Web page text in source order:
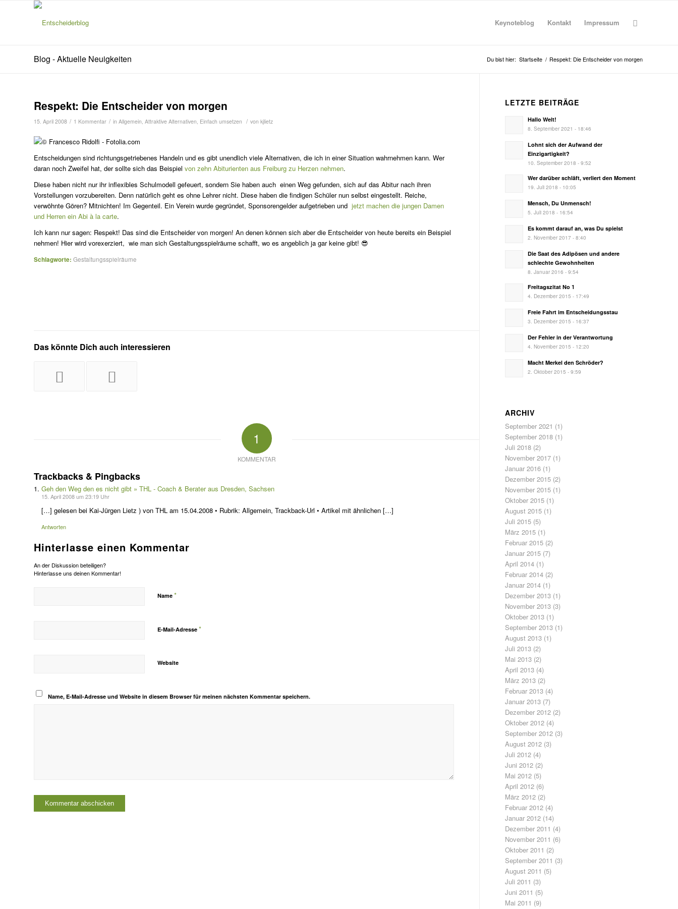
Keynoteblog Kontakt Impressum
Blog - Aktuelle Neuigkeiten Du bist hier: Startseite / Respekt: Die Entscheider von morgen
Respekt: Die Entscheider von morgen
15. April 2008 / 1 Kommentar / in Allgemein, Attraktive Alternativen, Einfach umsetzen / von kjlietz
Entscheidungen sind richtungsgetriebenes Handeln und es gibt unendlich viele Alternativen, die ich in einer Situation wahrnehmen kann. Wer
daran noch Zweifel hat, der sollte sich das Beispiel von zehn Abiturienten aus Freiburg zu Herzen nehmen.
Diese haben nicht nur ihr inflexibles Schulmodell gefeuert, sondern Sie haben auch einen Weg gefunden, sich auf das Abitur nach ihren
Vorstellungen vorzubereiten. Denn natürlich geht es ohne Lehrer nicht. Diese haben die findigen Schüler nun selbst eingestellt. Reiche,
verwöhnte Gören? Mitnichten! Im Gegenteil. Ein Verein wurde gegründet, Sponsorengelder aufgetrieben und jetzt machen die jungen Damen
und Herren ein Abi à la carte.
Ich kann nur sagen: Respekt! Das sind die Entscheider von morgen! An denen können sich aber die Entscheider von heute bereits ein Beispiel
nehmen! Hier wird vorexerziert, wie man sich Gestaltungsspielräume schafft, wo es angeblich ja gar keine gibt! 😎
Schlagworte: Gestaltungsspielräume
Das könnte Dich auch interessieren
1
KOMMENTAR
Trackbacks & Pingbacks
Geh den Weg den es nicht gibt » THL - Coach & Berater aus Dresden, Sachsen
15. April 2008 um 23:19 Uhr
[…] gelesen bei Kai-Jürgen Lietz ) von THL am 15.04.2008 • Rubrik: Allgemein, Trackback-Url • Artikel mit ähnlichen […]
Antworten
Hinterlasse einen Kommentar
An der Diskussion beteiligen?
Hinterlasse uns deinen Kommentar!
Name *
E-Mail-Adresse *
Website
Name, E-Mail-Adresse und Website in diesem Browser für meinen nächsten Kommentar speichern.
LETZTE BEITRÄGE
Hallo Welt!
8. September 2021 - 18:46
Lohnt sich der Aufwand der
Einzigartigkeit?
10. September 2018 - 9:52
Wer darüber schläft, verliert den Moment
19. Juli 2018 - 10:05
Mensch, Du Unmensch!
5. Juli 2018 - 16:54
Es kommt darauf an, was Du spielst
2. November 2017 - 8:40
Die Saat des Adipösen und andere
schlechte Gewohnheiten
8. Januar 2016 - 9:54
Freitagszitat No 1
4. Dezember 2015 - 17:49
Freie Fahrt im Entscheidungsstau
3. Dezember 2015 - 16:37
Der Fehler in der Verantwortung
4. November 2015 - 12:20
Macht Merkel den Schröder?
2. Oktober 2015 - 9:59
ARCHIV
September 2021 (1)
September 2018 (1)
Juli 2018 (2)
November 2017 (1)
Januar 2016 (1)
Dezember 2015 (2)
November 2015 (1)
Oktober 2015 (1)
August 2015 (1)
Juli 2015 (5)
März 2015 (1)
Februar 2015 (2)
Januar 2015 (7)
April 2014 (1)
Februar 2014 (2)
Januar 2014 (1)
Dezember 2013 (1)
November 2013 (3)
Oktober 2013 (1)
September 2013 (1)
August 2013 (1)
Juli 2013 (2)
Mai 2013 (2)
April 2013 (4)
März 2013 (2)
Februar 2013 (4)
Januar 2013 (7)
Dezember 2012 (2)
Oktober 2012 (4)
September 2012 (3)
August 2012 (3)
Juli 2012 (4)
Juni 2012 (2)
Mai 2012 (5)
April 2012 (6)
März 2012 (2)
Februar 2012 (4)
Januar 2012 (14)
Dezember 2011 (4)
November 2011 (6)
Oktober 2011 (2)
September 2011 (3)
August 2011 (5)
Juli 2011 (3)
Juni 2011 (5)
Mai 2011 (9)